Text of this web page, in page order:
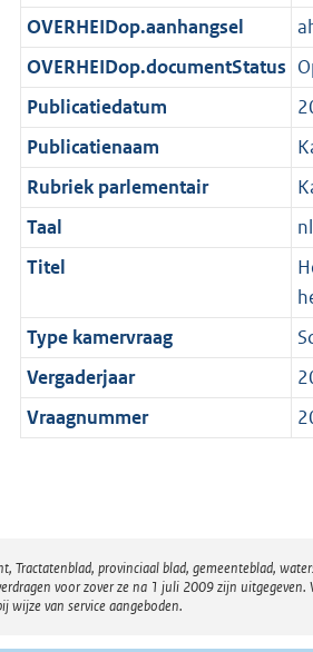
OVERHEIDop.aanhangsel
OVERHEIDop.documentStatus
Publicatiedatum
Publicatienaam
Rubriek parlementair
Taal
nl
Titel
Type kamervraag
Vergaderjaar
Vraagnummer
Tractatenblad, provinciaal blad, gemeenteblad,
voor zover ze na 1 juli 2009 zijn
wijze van service aangeboden.